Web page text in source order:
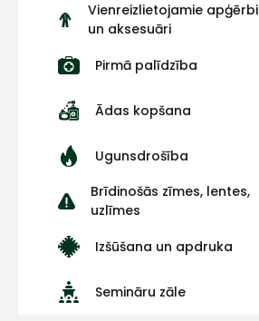
Vienreizlietojamie apģērbi
un aksesuāri
Pirmā palīdzība
Ādas kopšana
Ugunsdrošība
Brīdinošās zīmes, lentes,
uzlīmes
Izšūšana un apdruka
Semināru zāle